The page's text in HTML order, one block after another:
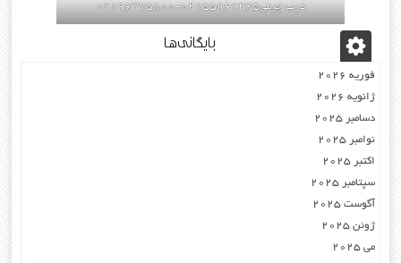
درب چرمی02155969245-09196375800
بایگانی‌ها
فوریه 2026
ژانویه 2026
دسامبر 2025
نوامبر 2025
اکتبر 2025
سپتامبر 2025
آگوست 2025
ژوئن 2025
می 2025